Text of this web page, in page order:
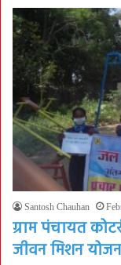
Santosh Chauhan
ग्राम पंचायत
जीवन मिशन